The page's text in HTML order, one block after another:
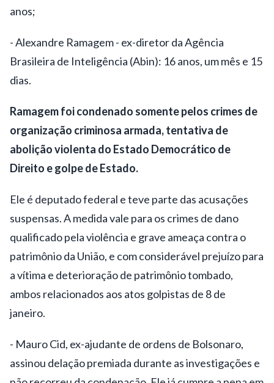
anos;
- Alexandre Ramagem - ex-diretor da Agência
Brasileira de Inteligência (Abin): 16 anos, um mês e 15
dias.
Ramagem foi condenado somente pelos crimes de
organização criminosa armada, tentativa de
abolição violenta do Estado Democrático de
Direito e golpe de Estado.
Ele é deputado federal e teve parte das acusações
suspensas. A medida vale para os crimes de dano
qualificado pela violência e grave ameaça contra o
patrimônio da União, e com considerável prejuízo para
a vítima e deterioração de patrimônio tombado,
ambos relacionados aos atos golpistas de 8 de
janeiro.
- Mauro Cid, ex-ajudante de ordens de Bolsonaro,
assinou delação premiada durante as investigações e